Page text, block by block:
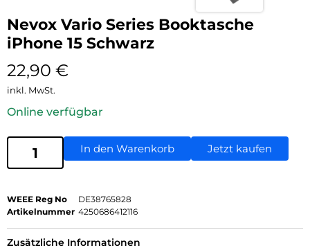
Nevox Vario Series Booktasche
iPhone 15 Schwarz
22,90 €
inkl. MwSt.
Online verfügbar
In den Warenkorb Jetzt kaufen
WEEE Reg No
DE38765828
Artikelnummer 4250686412116
Zusätzliche Informationen